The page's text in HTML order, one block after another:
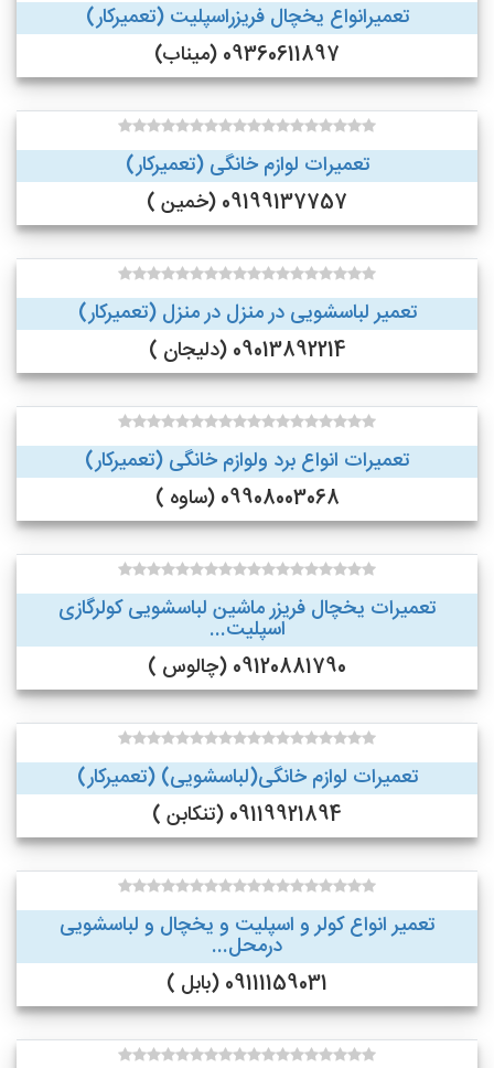
تعمیرانواع یخچال فریزراسپلیت (تعمیرکار)
09360611897 (میناب)
تعمیرات لوازم خانگی (تعمیرکار)
09199137757 (خمین )
تعمیر لباسشویی در منزل در منزل (تعمیرکار)
09013892214 (دلیجان )
تعمیرات انواع برد ولوازم خانگی (تعمیرکار)
09908003068 (ساوه )
تعمیرات یخچال فریزر ماشین لباسشویی کولرگازی
اسپلیت...
09120881790 (چالوس )
تعمیرات لوازم خانگی(لباسشویی) (تعمیرکار)
09119921894 (تنکابن )
تعمیر انواع کولر و اسپلیت و یخچال و لباسشویی
درمحل...
09111159031 (بابل )